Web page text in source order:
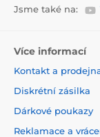
Jsme také na:
Více informací
Kontakt a
Diskrétní zásilka
Dárkové poukazy
Reklamace a